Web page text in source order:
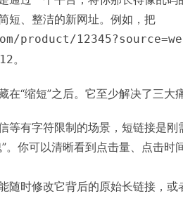
短、整洁的新网址。例如，把
product/
。
“缩短”之后。它至少解决了三大
等有字符限制的场景，短链接是刚
”。你可以清晰看到点击量、点击
随时修改它背后的原始长链接，